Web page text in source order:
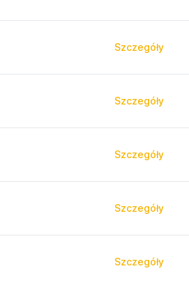
Szczegóły
Szczegóły
Szczegóły
Szczegóły
Szczegóły